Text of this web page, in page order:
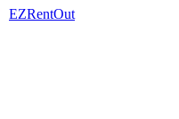
EZRentOut